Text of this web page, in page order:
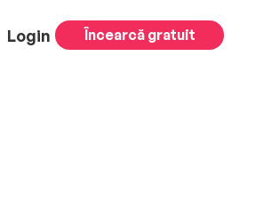
Login Încearcă gratuit